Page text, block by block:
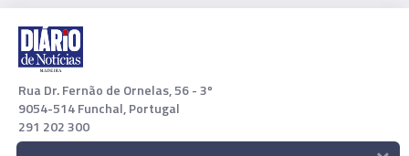
Rua Dr. Fernão de Ornelas, 56 - 3º
9054-514 Funchal, Portugal
291 202 300